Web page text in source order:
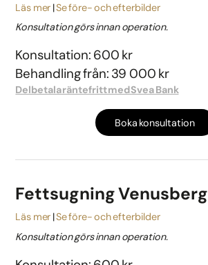
Läs mer Se före- och efterbilder
Konsultation görs innan operation.
Konsultation: 600 kr
Behandling från: 39 000 kr
Delbetala räntefritt med Svea Bank
Boka konsultation
Fettsugning Venusberg
Läs mer Se före- och efterbilder
Konsultation görs innan operation.